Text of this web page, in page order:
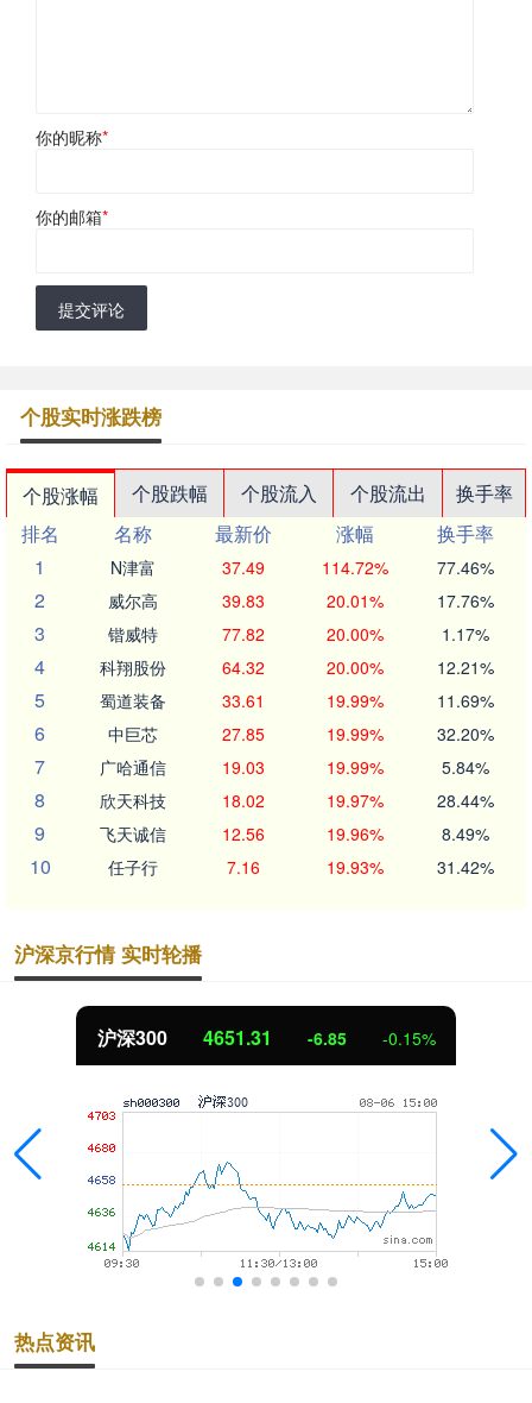
你的昵称*
你的邮箱*
提交评论
个股实时涨跌榜
个股涨幅 个股跌幅 个股流入 个股流出
换手率
排名
名称 最新价 涨幅
换手率
1
N津富 37.49 114.72% 77.46%
2 威尔高 39.83 20.01% 17.76%
3 锴威特 77.82 20.00% 1.17%
4 科翔股份 64.32 20.00% 12.21%
5 蜀道装备 33.61 19.99% 11.69%
6 中巨芯 27.85 19.99% 32.20%
7 广哈通信 19.03 19.99% 5.84%
8 欣天科技 18.02 19.97% 28.44%
9 飞天诚信 12.56 19.96% 8.49%
10 任子行 7.16 19.93% 31.42%
沪深京行情 实时轮播
北证50 1122.88 3.42
热点资讯